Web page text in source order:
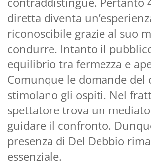
diretta diventa
riconoscibile grazie al suo
condurre. Intanto il
equilibrio tra fermezza e
Comunque le domande del
stimolano gli ospiti. Nel
spettatore trova un
guidare il confronto.
presenza di Del Debbio
essenziale.